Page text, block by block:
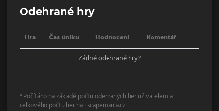
Odehrané hry
Hra Čas úniku Hodnocení
Komentář
Žádné odehrané hry?
* Počítáno na základě počtu odehraných her uživatelem a
celkového počtu her na Escapemania.cz